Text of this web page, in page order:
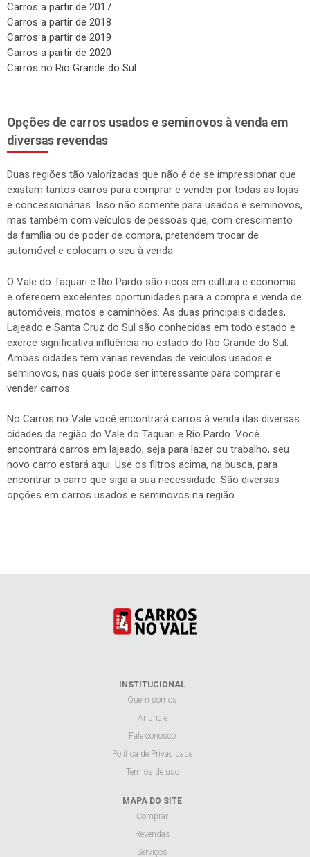
Carros a partir de 2017
Carros a partir de 2018
Carros a partir de 2019
Carros a partir de 2020
Carros no Rio Grande do Sul
Opções de carros usados e seminovos à venda em
diversas revendas
Duas regiões tão valorizadas que não é de se impressionar que
existam tantos carros para comprar e vender por todas as lojas
e concessionárias. Isso não somente para usados e seminovos,
mas também com veículos de pessoas que, com crescimento
da família ou de poder de compra, pretendem trocar de
automóvel e colocam o seu à venda.
O Vale do Taquari e Rio Pardo são ricos em cultura e economia
e oferecem excelentes oportunidades para a compra e venda de
automóveis, motos e caminhões. As duas principais cidades,
Lajeado e Santa Cruz do Sul são conhecidas em todo estado e
exerce significativa influência no estado do Rio Grande do Sul.
Ambas cidades tem várias revendas de veículos usados e
seminovos, nas quais pode ser interessante para comprar e
vender carros.
No Carros no Vale você encontrará carros à venda das diversas
cidades da região do Vale do Taquari e Rio Pardo. Você
encontrará carros em lajeado, seja para lazer ou trabalho, seu
novo carro estará aqui. Use os filtros acima, na busca, para
encontrar o carro que siga a sua necessidade. São diversas
opções em carros usados e seminovos na região.
INSTITUCIONAL
Quem somos
Anuncie
Fale conosco
Política de Privacidade
Termos de uso
MAPA DO SITE
Comprar
Revendas
Serviços